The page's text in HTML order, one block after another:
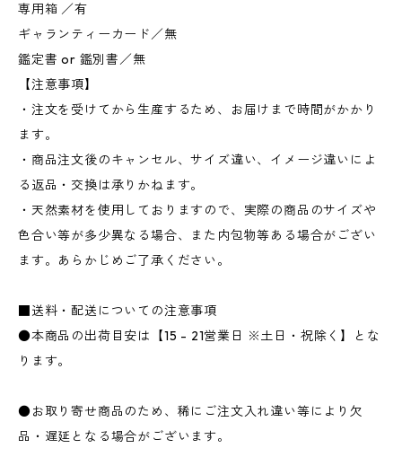
専用箱 ／有
ギャランティーカード／無
鑑定書 or 鑑別書／無
【注意事項】
・注文を受けてから生産するため、お届けまで時間がかかり
ます。
・商品注文後のキャンセル、サイズ違い、イメージ違いによ
る返品・交換は承りかねます。
・天然素材を使用しておりますので、実際の商品のサイズや
色合い等が多少異なる場合、また内包物等ある場合がござい
ます。あらかじめご了承ください。
■送料・配送についての注意事項
●本商品の出荷目安は【15 - 21営業日 ※土日・祝除く】とな
ります。
●お取り寄せ商品のため、稀にご注文入れ違い等により欠
品・遅延となる場合がございます。